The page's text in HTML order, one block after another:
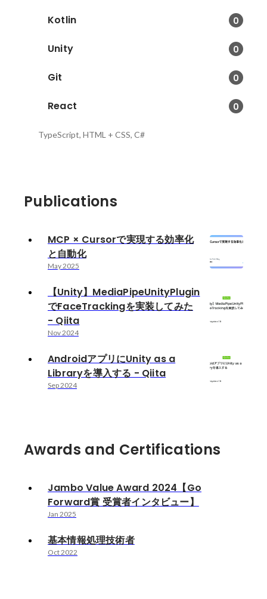
Kotlin 0
Unity 0
Git 0
React 0
TypeScript, HTML + CSS, C#
Publications
MCP × Cursorで実現する効率化
と自動化
May 2025
【Unity】MediaPipeUnityPlugin
でFaceTrackingを実装してみた
- Qiita
Nov 2024
AndroidアプリにUnity as a
Libraryを導入する - Qiita
Sep 2024
Awards and Certifications
Jambo Value Award 2024【Go
Forward賞 受賞者インタビュー】
Jan 2025
基本情報処理技術者
Oct 2022